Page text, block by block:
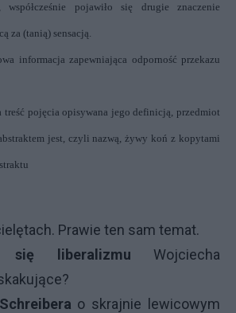
współcześnie pojawiło się drugie znaczenie
za (tanią) sensacją.
informacja zapewniająca odporność przekazu
treść pojęcia opisywana jego definicją, przedmiot
jest, czyli nazwą, żywy koń z kopytami
Prawie ten sam temat.
się liberalizmu Wojciecha
o skrajnie lewicowym